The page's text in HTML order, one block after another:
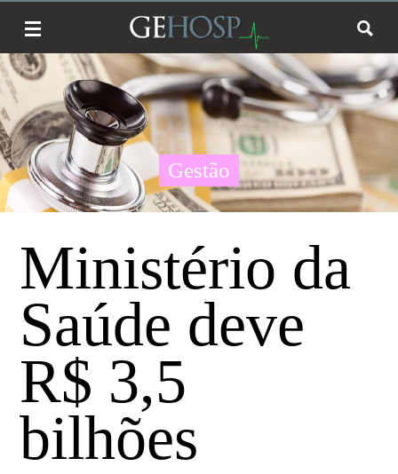
Gestão
Ministério da
Saúde deve
R$ 3,5
bilhões